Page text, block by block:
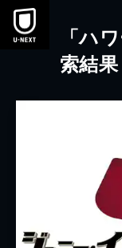
本文へスキップ
「ハ
索結果